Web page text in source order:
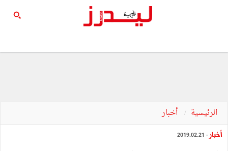
الرئيسية أخبار
أخبار - 2019.02.21